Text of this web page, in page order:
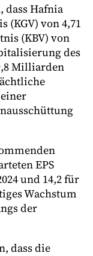
dass Hafnia
(KGV) von 4,71
(KBV) von
des
Milliarden
EPS
und 14,2 für
Wachstum
der
dass die